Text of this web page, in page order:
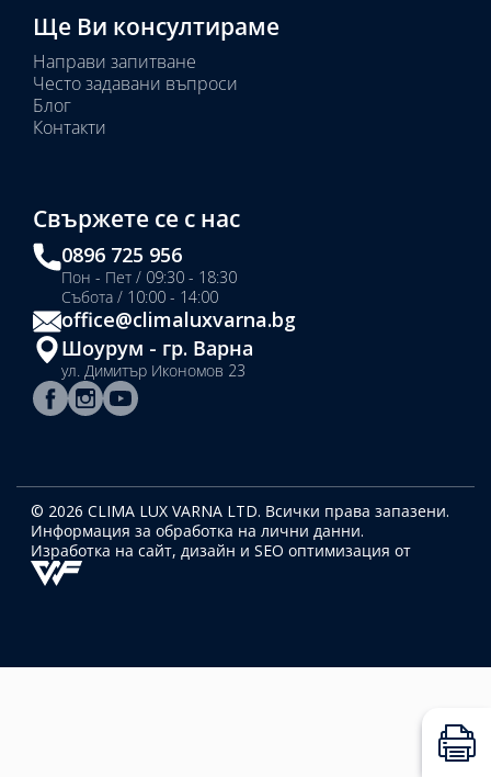
Ще Ви консултираме
Направи запитване
Често задавани въпроси
Блог
Контакти
Свържете се с нас
0896 725 956
Пон - Пет / 09:30 - 18:30
Събота / 10:00 - 14:00
office@climaluxvarna.bg
Шоурум - гр. Варна
ул. Димитър Икономов 23
© 2026 CLIMA LUX VARNA LTD. Всички права запазени.
Информация за обработка на лични данни.
Изработка на сайт, дизайн и SEO оптимизация от